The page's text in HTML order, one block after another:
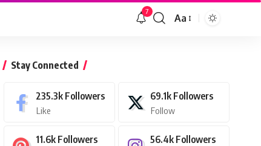
7
Font
Aa
Stay Connected
235.3k Followers
Like
69.1k Followers
Follow
11.6k Followers 56.4k Followers